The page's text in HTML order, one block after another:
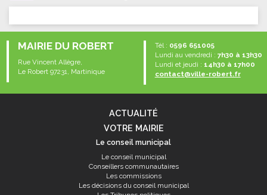
Vous êtes ici
MAIRIE DU ROBERT
Rue Vincent Allègre,
Le Robert 97231, Martinique
Tél : 0596 651005
Lundi au vendredi : 7h30 à 13h30
Lundi et jeudi : 14h30 à 17h00
contact@ville-robert.fr
ACTUALITÉ
VOTRE MAIRIE
Le conseil municipal
Le conseil municipal
Conseillers communautaires
Les commissions
Les décisions du conseil municipal